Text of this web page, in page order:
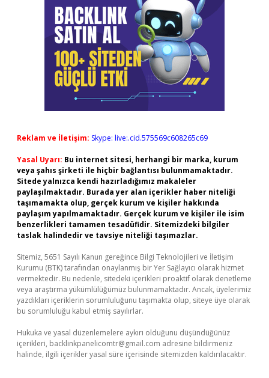
Reklam ve İletişim: Skype: live:.cid.575569c608265c69
Yasal Uyarı: Bu internet sitesi, herhangi bir marka, kurum
veya şahıs şirketi ile hiçbir bağlantısı bulunmamaktadır.
Sitede yalnızca kendi hazırladığımız makaleler
paylaşılmaktadır. Burada yer alan içerikler haber niteliği
taşımamakta olup, gerçek kurum ve kişiler hakkında
paylaşım yapılmamaktadır. Gerçek kurum ve kişiler ile isim
benzerlikleri tamamen tesadüfidir. Sitemizdeki bilgiler
taslak halindedir ve tavsiye niteliği taşımazlar.
Sitemiz, 5651 Sayılı Kanun gereğince Bilgi Teknolojileri ve İletişim
Kurumu (BTK) tarafından onaylanmış bir Yer Sağlayıcı olarak hizmet
vermektedir. Bu nedenle, sitedeki içerikleri proaktif olarak denetleme
veya araştırma yükümlülüğümüz bulunmamaktadır. Ancak, üyelerimiz
yazdıkları içeriklerin sorumluluğunu taşımakta olup, siteye üye olarak
bu sorumluluğu kabul etmiş sayılırlar.
Hukuka ve yasal düzenlemelere aykırı olduğunu düşündüğünüz
içerikleri, backlinkpanelicomtr@gmail.com adresine bildirmeniz
halinde, ilgili içerikler yasal süre içerisinde sitemizden kaldırılacaktır.